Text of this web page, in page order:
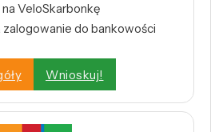
VeloSkarbonkę
zalogowanie do bankowości
Wnioskuj!